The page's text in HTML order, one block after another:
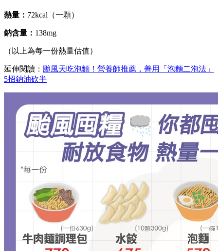
熱量： 72kcal（一顆）
鈉含量： 138mg
（以上為每一份熱量估值）
延伸閱讀： 颱風天吃泡麵！營養師推薦，善用「泡麵二泡法」
5招鈉油砍半